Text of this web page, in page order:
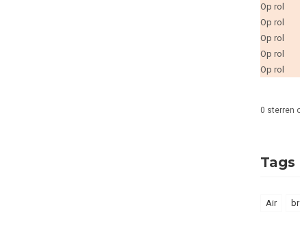
Op rol
Op rol
Op rol
Op rol
Op rol
0 sterren
Tags
Air